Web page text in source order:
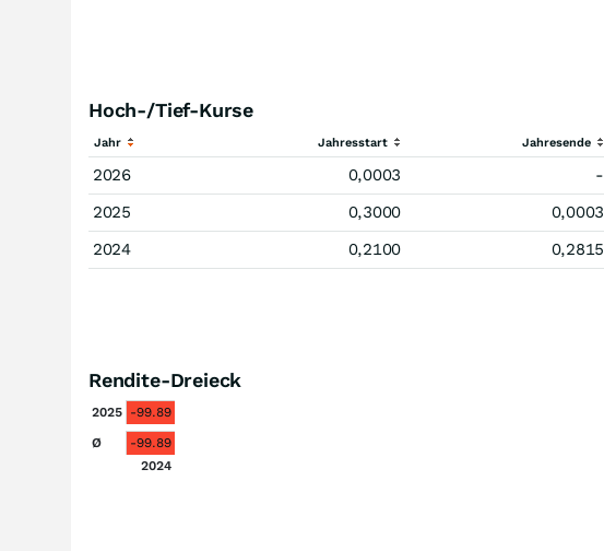
Hoch-/Tief-Kurse
Jahr Jahresstart Jahresende
2026 0,0003 -
2025
0,3000 0,0003
2024
0,2100 0,2815
Rendite-Dreieck
2025 -99.89
Ø
-99.89
2024